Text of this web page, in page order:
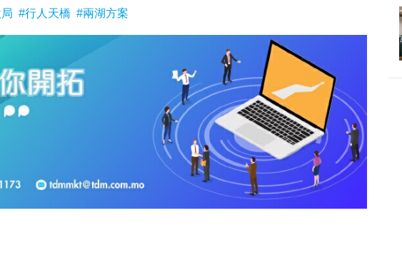
#行人天橋 #兩湖方案